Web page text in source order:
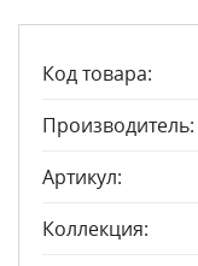
Код товара:
Производитель:
Артикул:
Коллекция: